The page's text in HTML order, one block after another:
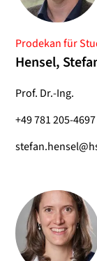
Prodekan für
Hensel,
Prof. Dr.-Ing.
+49 781 205-4697